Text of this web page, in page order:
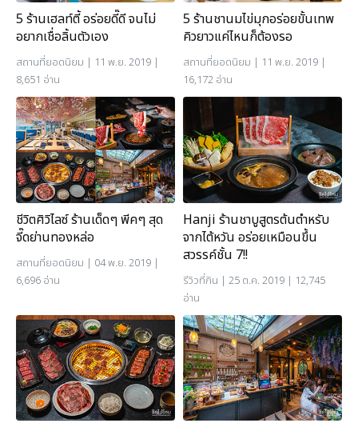
5 ร้านเฮลท์ตี้ อร่อยดี๊ดี จนไม่
อยากเชื่อลิ้นตัวเอง
สถานที่ยอดนิยม | 11 พ.ย. 2019 |
8,651 อ่าน
5 ร้านชานมไข่มุกอร่อยขั้นเทพ
คิวยาวแค่ไหนก็ต้องรอ
สถานที่ยอดนิยม | 11 พ.ย. 2019 |
16,172 อ่าน
ชีวิตศิวิไลซ์ ร้านเด็ดๆ พีคๆ สุด
จี๊ดย่านทองหล่อ
สถานที่ยอดนิยม | 04 พ.ย. 2019 |
6,696 อ่าน
Hanji ร้านชาบูสูตรต้นตำหรับ
จากไต้หวัน อร่อยเหมือนขึ้น
สวรรค์ชั้น 7!!
รีวิวที่กิน | 25 ต.ค. 2019 | 12,745
อ่าน